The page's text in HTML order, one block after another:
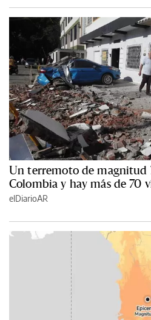
Un terremoto de magnitud
Colombia y hay más de 70
elDiarioAR